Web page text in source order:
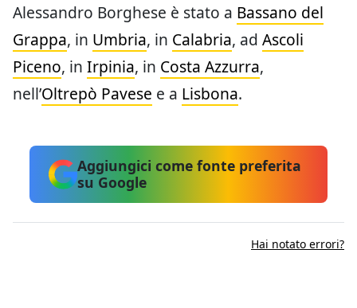
Alessandro Borghese è stato a Bassano del
Grappa, in Umbria, in Calabria, ad Ascoli
Piceno, in Irpinia, in Costa Azzurra,
nell’Oltrepò Pavese e a Lisbona.
Aggiungici come fonte preferita
su Google
Hai notato errori?